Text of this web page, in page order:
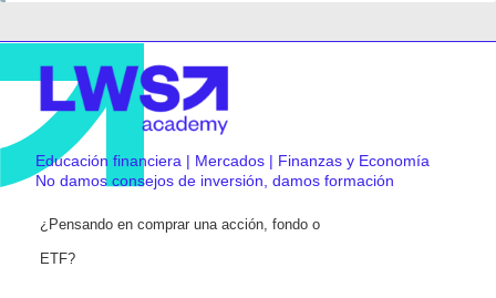
Educación financiera | Mercados | Finanzas y Economía
No damos consejos de inversión, damos formación
¿Pensando en comprar una acción, fondo o
ETF?